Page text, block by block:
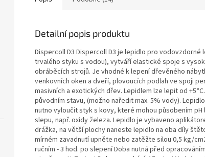
Detailní popis produktu
Dispercoll D3 Dispercoll D3 je lepidlo pro
trvalého styku s vodou), vytváří elastické spoje s
obráběcích strojů. Je vhodné k lepení dřevěného
venkovních oken a dveří, plovoucích podlah ve spoji
masivních a exotických dřev. Lepidlem lze lepit od
původním stavu, (možno naředit max. 5% vody).
nutno vyloučit styk s kovy, které mohou působením
slepu, např. oxidy železa. Lepidlo je vybaveno
drážka, na větší plochy naneste lepidlo na oba díly
mírném zavadnutí upněte nebo zatěžte silou 0,5 kg/
ručním - 3 hod. po slepení Doba nutná před